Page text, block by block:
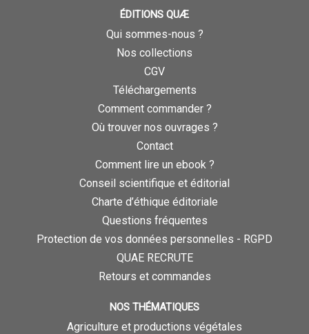
ÉDITIONS QUÆ
Qui sommes-nous ?
Nos collections
CGV
Téléchargements
Comment commander ?
Où trouver nos ouvrages ?
Contact
Comment lire un ebook ?
Conseil scientifique et éditorial
Charte d’éthique éditoriale
Questions fréquentes
Protection de vos données personnelles - RGPD
QUAE RECRUTE
Retours et commandes
NOS THÉMATIQUES
Agriculture et productions végétales